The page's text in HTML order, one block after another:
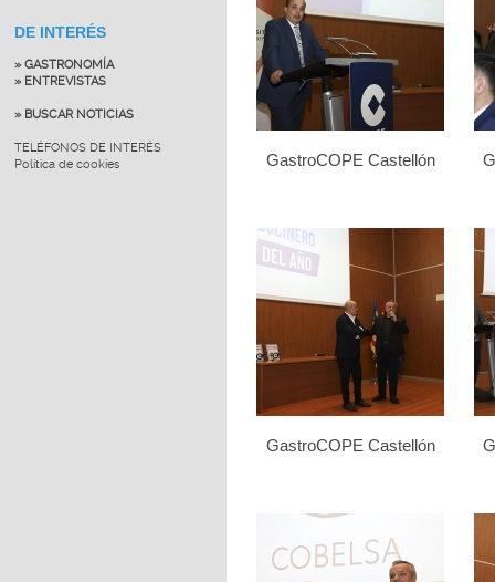
DE INTERÉS
» GASTRONOMÍA
» ENTREVISTAS
» BUSCAR NOTICIAS
TELÉFONOS DE INTERÉS
Política de cookies
GastroCOPE Castellón
GastroCOPE Castellón